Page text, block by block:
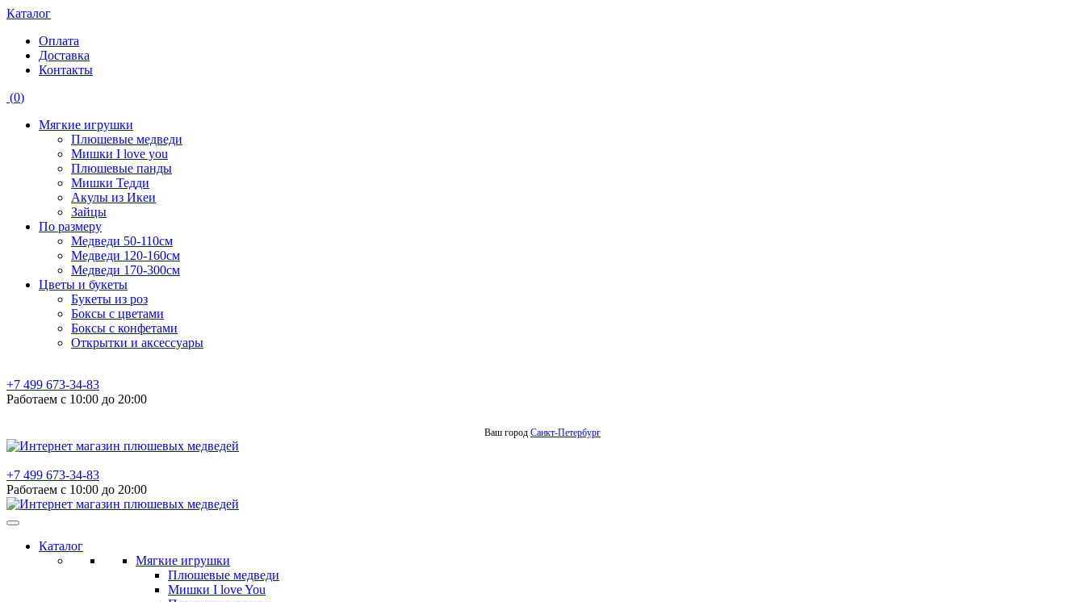
Каталог
Оплата
Доставка
Контакты
(0)
Мягкие игрушки
Плюшевые медведи
Мишки I love you
Плюшевые панды
Мишки Тедди
Акулы из Икеи
Зайцы
По размеру
Медведи 50-110см
Медведи 120-160см
Медведи 170-300см
Цветы и букеты
Букеты из роз
Боксы с цветами
Боксы с конфетами
Открытки и аксессуары
+7 499 673-34-83
Работаем с 10:00 до 20:00
Ваш город Санкт-Петербург
+7 499 673-34-83
Работаем с 10:00 до 20:00
Каталог
Мягкие игрушки
Плюшевые медведи
Мишки I love You